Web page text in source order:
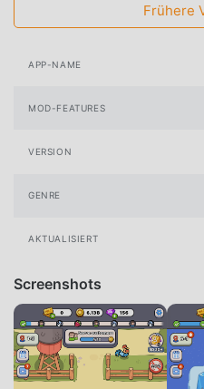
Frühere
APP-NAME
MOD-FEATURES
VERSION
GENRE
AKTUALISIERT
Screenshots